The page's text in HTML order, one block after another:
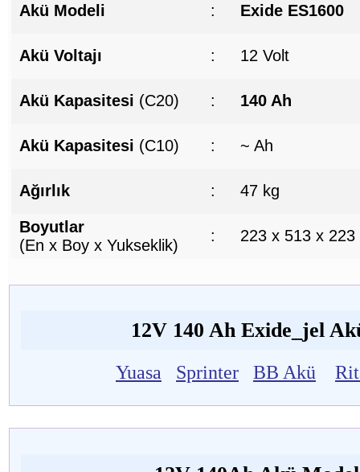
Akü Modeli : Exide ES1600
Akü Voltajı : 12 Volt
Akü Kapasitesi (C20) : 140 Ah
Akü Kapasitesi (C10) : ~ Ah
Ağırlık : 47 kg
Boyutlar
(En x Boy x Yukseklik)
: 223 x 513 x 223
12V 140 Ah Exide_jel
Yuasa Sprinter BB Akü